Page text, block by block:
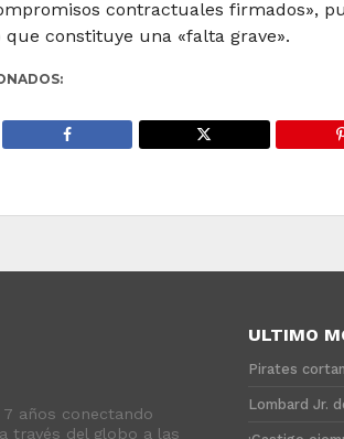
contractuales firmados»,
constituye una «falta grave».
7 años conectando
través del globo a las
ULTIMO
Pirates
Lombard Jr.